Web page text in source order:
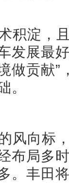
积淀，
发展最
做贡献
。
风向标
局多
。丰田